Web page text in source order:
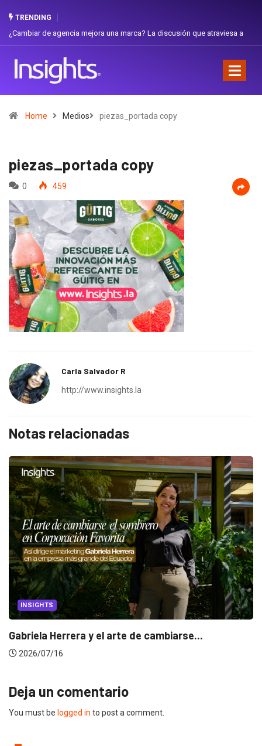
TRENDING
de agencia mejora una marca? La discusión que atraviesa a
Home Medios piezas_portada copy
piezas_portada copy
0 459
Carla Salvador R
http://www.insights.la
Notas relacionadas
INSIGHTS
Gabriela Herrera y el arte de cambiarse...
2026/07/16
Deja un comentario
You must be logged in to post a comment.